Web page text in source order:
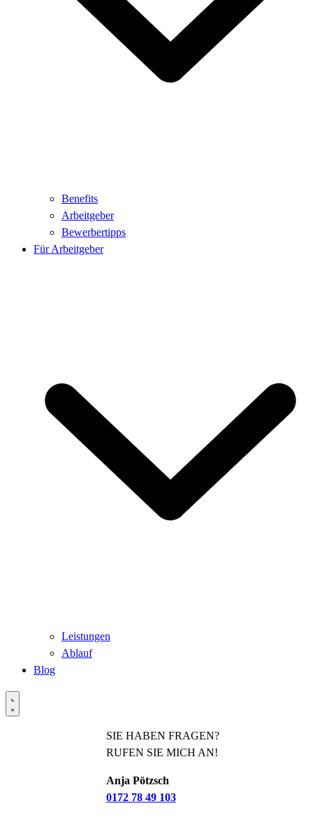
Benefits
Arbeitgeber
Bewerbertipps
Für Arbeitgeber
Leistungen
Ablauf
Blog
SIE HABEN FRAGEN?
RUFEN SIE MICH AN!
Anja Pötzsch
0172 78 49 103